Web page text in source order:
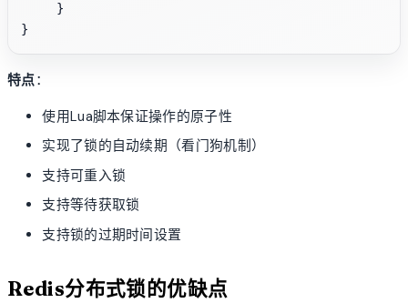
    }
特点：
使用Lua脚本保证操作的原子性
实现了锁的自动续期（看门狗机制）
支持可重入锁
支持等待获取锁
支持锁的过期时间设置
Redis分布式锁的优缺点